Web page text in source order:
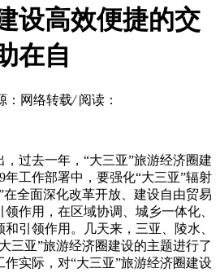
高效便捷的交
在自
：网络转载/ 阅读：
过去一年，“大三亚”旅游经济圈建
年工作部署中，要强化“大三亚”辐射
在全面深化改革开放、建设自由贸易
作用，在区域协调、城乡一体化、
引领作用。几天来，三亚、陵水、
三亚”旅游经济圈建设的主题进行了
实际，对“大三亚”旅游经济圈建设